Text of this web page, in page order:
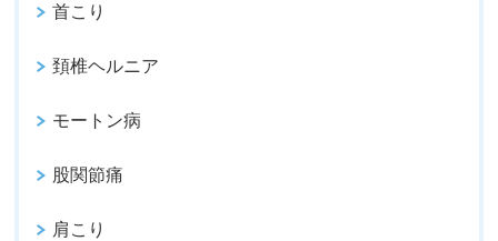
首こり
頚椎ヘルニア
モートン病
股関節痛
肩こり